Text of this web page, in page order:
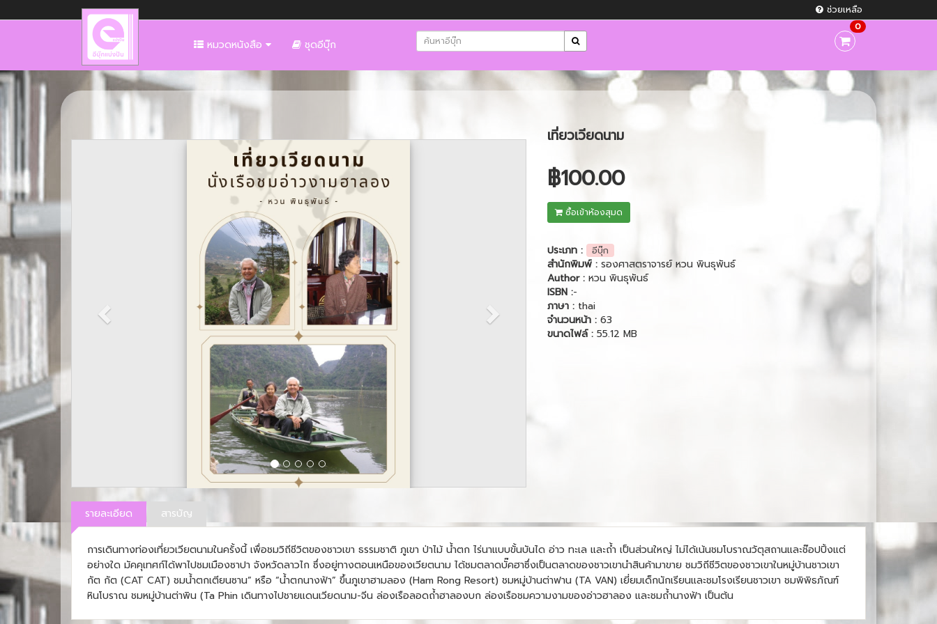
ช่วยเหลือ
หมวดหนังสือ ชุดอีบุ๊ก
0
เที่ยวเวียดนาม
฿100.00
ซื้อเข้าห้องสุมด
ประเภท : อีบุ๊ก
สำนักพิมพ์ : รองศาสตราจารย์ หวน พินธุพันธ์
Author : หวน พินธุพันธ์
ISBN :-
ภาษา : thai
จำนวนหน้า : 63
ขนาดไฟล์ : 55.12 MB
รายละเอียด สารบัญ
การเดินทางท่องเที่ยวเวียตนามในครั้งนี้ เพื่อชมวิถีชีวิตของชาวเขา ธรรมชาติ ภูเขา ป่าไม้ น้ำตก ไร่นาแบบขั้นบันได อ่าว ทะเล และถ้ำ เป็นส่วนใหญ่ ไม่ได้เน้นชมโบราณวัตุสถานและช๊อปปิ้งแต่
อย่างใด มัคคุเทศก์ได้พาไปชมเมืองซาปา จังหวัดลาวไก ซึ่งอยู่ทางตอนเหนือของเวียตนาม ได้ชมตลาดบั๊คฮาซึ่งเป็นตลาดของชาวเขานำสินค้ามาขาย ชมวิถีชีวิตของชาวเขาในหมู่บ้านชาวเขา
กัต กัต (CAT CAT) ชมน้ำตกเตียนซาน” หรือ “น้ำตกนางฟ้า” ขึ้นภูเขาฮามลอง (Ham Rong Resort) ชมหมู่บ้านต่าฟาน (TA VAN) เยี่ยมเด็กนักเรียนและชมโรงเรียนชาวเขา ชมพิพิธภัณฑ์
หินโบราณ ชมหมู่บ้านต่าพิน (Ta Phin เดินทางไปชายแดนเวียดนาม-จีน ล่องเรือลอดถ้ำฮาลองบก ล่องเรือชมความงามของอ่าวฮาลอง และชมถ้ำนางฟ้า เป็นต้น